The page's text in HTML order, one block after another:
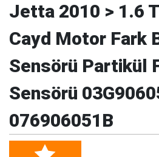
Jetta 2010 > 1.6
Cayd Motor Fark
Sensörü Partikül
Sensörü
076906051B